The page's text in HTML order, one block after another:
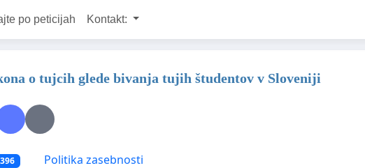
po peticijah Kontakt:
o tujcih glede bivanja tujih študentov v Sloveniji
396 Politika zasebnosti